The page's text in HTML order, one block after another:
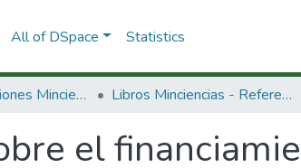
All of DSpace Statistics
3.2.2. Publicaciones Minciencias Libros Minciencias - Referenciales
el